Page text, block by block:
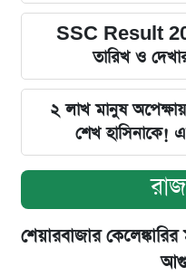
SSC Result
তারিখ ও
২ লাখ মানুষ
শেখ হাসিনাকে!
শেয়ারবাজার